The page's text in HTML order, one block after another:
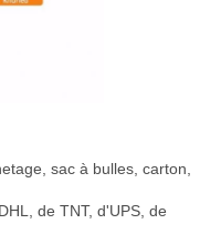
sac à bulles, carton,
de TNT, d'UPS, de